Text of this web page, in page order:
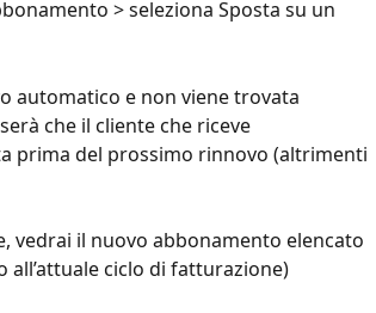
> seleziona Sposta su un
automatico e non viene trovata
che il cliente che riceve
prima del prossimo rinnovo (altrimenti
vedrai il nuovo abbonamento elencato
ciclo di fatturazione)